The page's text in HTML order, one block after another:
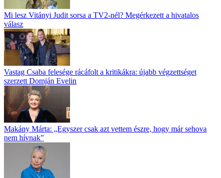
Mi lesz Vitányi Judit sorsa a TV2-nél? Megérkezett a hivatalos
válasz
Vastag Csaba felesége rácáfolt a kritikákra: újabb végzettséget
szerzett Domján Evelin
Makány Márta: „Egyszer csak azt vettem észre, hogy már sehova
nem hívnak”